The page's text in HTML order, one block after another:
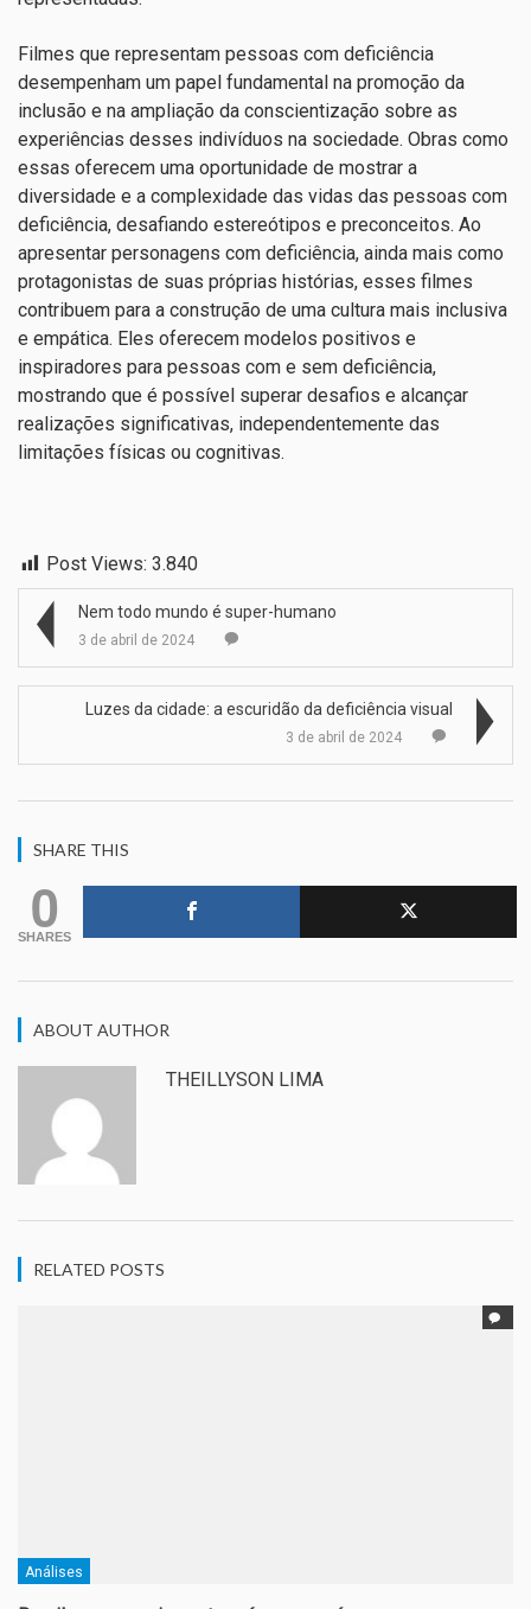
Filmes que representam pessoas com deficiência
desempenham um papel fundamental na promoção da
inclusão e na ampliação da conscientização sobre as
experiências desses indivíduos na sociedade. Obras como
essas oferecem uma oportunidade de mostrar a
diversidade e a complexidade das vidas das pessoas com
deficiência, desafiando estereótipos e preconceitos. Ao
apresentar personagens com deficiência, ainda mais como
protagonistas de suas próprias histórias, esses filmes
contribuem para a construção de uma cultura mais inclusiva
e empática. Eles oferecem modelos positivos e
inspiradores para pessoas com e sem deficiência,
mostrando que é possível superar desafios e alcançar
realizações significativas, independentemente das
limitações físicas ou cognitivas.
Post Views: 3.840
Nem todo mundo é super-humano
3 de abril de 2024
Luzes da cidade: a escuridão da deficiência visual
3 de abril de 2024
SHARE THIS
0
SHARES
ABOUT AUTHOR
THEILLYSON LIMA
RELATED POSTS
Análises